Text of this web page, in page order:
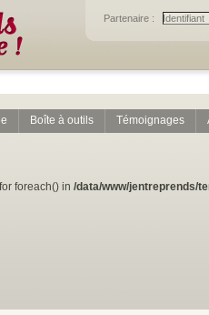
Partenaire :
Boîte à outils Témoignages
foreach() in /data/www/jentreprends/